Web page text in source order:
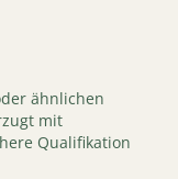
ähnlichen
mit
Qualifikation